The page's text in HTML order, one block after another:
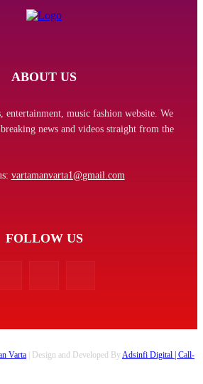
ABOUT US
entertainment, music fashion website. We
news and videos straight from the
vartamanvarta1@gmail.com
FOLLOW US
Varta | Design and Developed ByAdsinfi Digital | Call-